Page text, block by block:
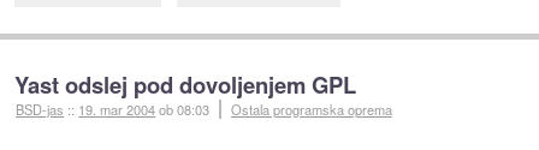
Yast odslej pod dovoljenjem GPL
BSD-jas :: 19. mar 2004ob 08:03 Ostala programska oprema